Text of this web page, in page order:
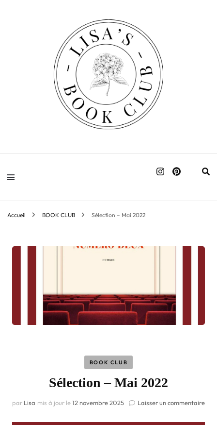
Accueil BOOK CLUB Sélection – Mai 2022
BOOK CLUB
Sélection – Mai 2022
par Lisa mis à jour le12 novembre 2025 Laisser un commentaire